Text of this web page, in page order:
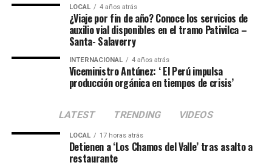
una adecuada inclusión financiera. De esta manera,
aprenden a utilizar su tarjeta de débito y la importancia
de no compartir su clave secreta.
Aplicativo Yachaq
En ese sentido, Pensión 65 agregó que se actualizó el
aplicativo Yachaq, una herramienta disponible para
Android que permite consultar si un adulto mayor
forma parte del programa social. Se puede instalar
LOCAL 4 años atrás
¿Viaje por fin de año? Conoce los servicios de
auxilio vial disponibles en el tramo Pativilca –
Santa- Salaverry
INTERNACIONAL 4 años atrás
Viceministro Antúnez: ‘ El Perú impulsa
producción orgánica en tiempos de crisis’
LATEST TRENDING VIDEOS
LOCAL 17 horas atrás
Detienen a ‘Los Chamos del Valle’ tras asalto a
restaurante